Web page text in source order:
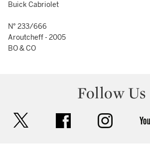
Buick Cabriolet
N° 233/666
Aroutcheff - 2005
BO & CO
Follow Us
facebook instagram